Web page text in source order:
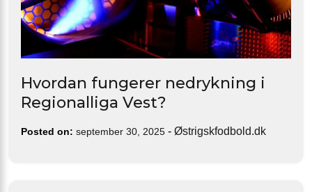
Hvordan fungerer nedrykning i
Regionalliga Vest?
Posted on: september 30, 2025 - Østrigskfodbold.dk